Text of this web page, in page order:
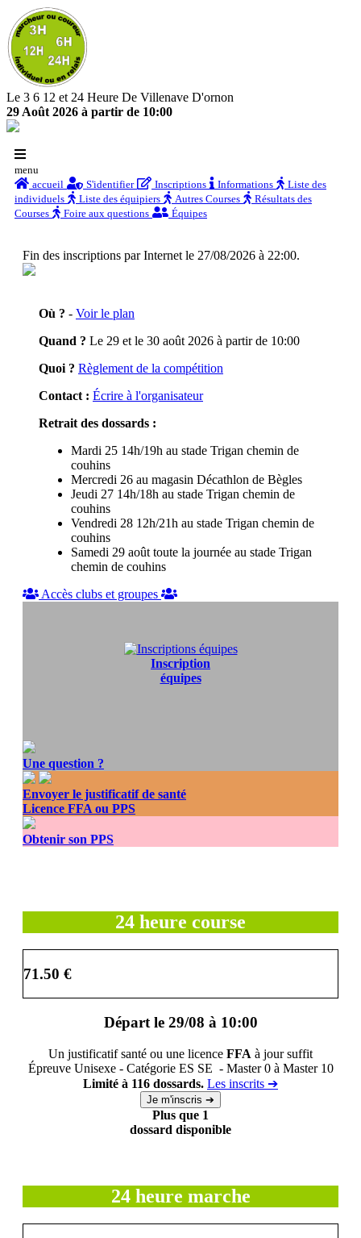
Le 3 6 12 et 24 Heure De Villenave D'ornon
29 Août 2026 à partir de 10:00
menu
accueil
S'identifier Inscriptions Informations
Liste des
individuels
Liste des équipiers Autres Courses
Résultats des
Courses
Foire aux questions Équipes
Fin des inscriptions par Internet le 27/08/2026 à 22:00.
Où ? - Voir le plan
Quand ? Le 29 et le 30 août 2026 à partir de 10:00
Quoi ? Règlement de la compétition
Contact : Écrire à l'organisateur
Retrait des dossards :
Mardi 25 14h/19h au stade Trigan chemin de
couhins
Mercredi 26 au magasin Décathlon de Bègles
Jeudi 27 14h/18h au stade Trigan chemin de
couhins
Vendredi 28 12h/21h au stade Trigan chemin de
couhins
Samedi 29 août toute la journée au stade Trigan
chemin de couhins
Accès clubs et groupes
Inscription
équipes
Une question ?
Envoyer le justificatif de santé
Licence FFA ou PPS
Obtenir son PPS
24 heure course
71.50 €
Départ le 29/08 à 10:00
Un justificatif santé ou une licence FFA à jour suffit
Épreuve Unisexe - Catégorie ES SE - Master 0 à Master 10
Limité à 116 dossards. Les inscrits ➔
Plus que 1
dossard disponible
24 heure marche